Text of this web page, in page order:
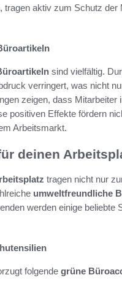
tragen aktiv zum Schutz der
sind vielfältig.
verringert, was nicht
zeigen, dass
positiven Effekte fördern
Arbeitsmarkt.
deinen
tragen nicht nur
umweltfreundliche
werden einige beliebte
folgende grüne